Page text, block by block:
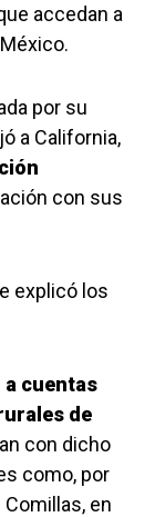
accedan a
por su
a California,
con sus
explicó los
a cuentas
de
con dicho
como, por
en